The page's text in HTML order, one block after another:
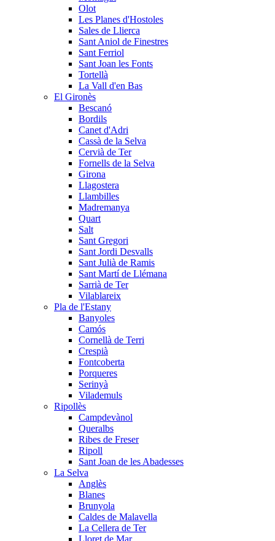
Olot
Les Planes d'Hostoles
Sales de Llierca
Sant Aniol de Finestres
Sant Ferriol
Sant Joan les Fonts
Tortellà
La Vall d'en Bas
El Gironès
Bescanó
Bordils
Canet d'Adri
Cassà de la Selva
Cervià de Ter
Fornells de la Selva
Girona
Llagostera
Llambilles
Madremanya
Quart
Salt
Sant Gregori
Sant Jordi Desvalls
Sant Julià de Ramis
Sant Martí de Llémana
Sarrià de Ter
Vilablareix
Pla de l'Estany
Banyoles
Camós
Cornellà de Terri
Crespià
Fontcoberta
Porqueres
Serinyà
Vilademuls
Ripollès
Campdevànol
Queralbs
Ribes de Freser
Ripoll
Sant Joan de les Abadesses
La Selva
Anglès
Blanes
Brunyola
Caldes de Malavella
La Cellera de Ter
Lloret de Mar